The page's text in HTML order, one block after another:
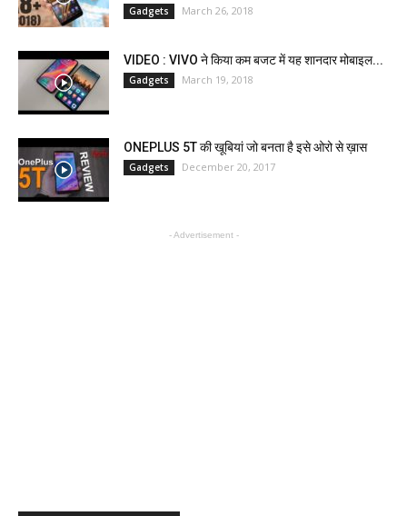
Gadgets March 26, 2018
VIDEO : VIVO ने किया कम बजट में यह शानदार मोबाइल...
Gadgets March 19, 2018
ONEPLUS 5T की खूबियां जो बनता है इसे ओरो से ख़ास
Gadgets December 20, 2017
- Advertisement -